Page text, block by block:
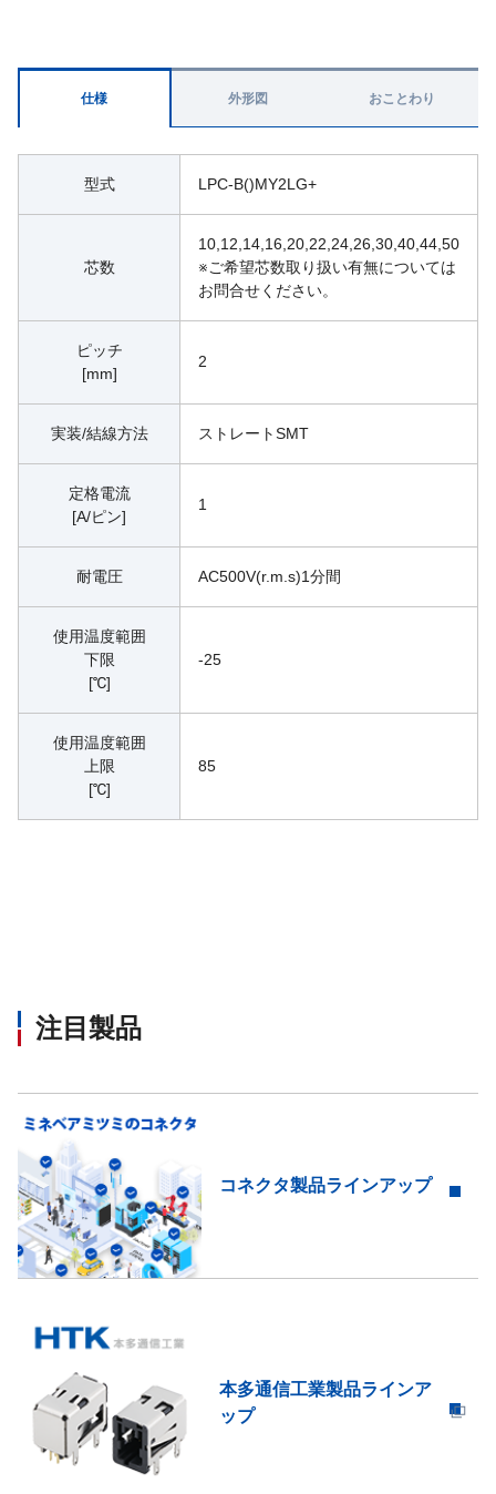
仕様
型式 LPC-B()MY2LG+
芯数
10,12,14,16,20,22,24,26,30,40,44,50
※ご希望芯数取り扱い有無については
お問合せください。
ピッチ
[mm]
2
実装/結線方法 ストレートSMT
定格電流
[A/ピン]
1
耐電圧 AC500V(r.m.s)1分間
使用温度範囲
下限
[℃]
-25
使用温度範囲
上限
[℃]
85
外形図 おことわり
注目製品
コネクタ製品ラインアップ
本多通信工業製品ラインア
ップ